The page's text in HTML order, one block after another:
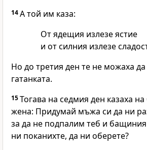
14А той им каза:
От ядещия излезе ястие
и от силния излезе
Но до третия ден те не можаха да
гатанката.
15Тогава на седмия ден казаха
жена: Придумай мъжа си да ни
за да не подпалим теб и
ни поканихте, да ни оберете?